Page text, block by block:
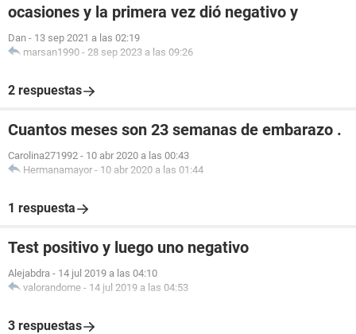
ocasiones y la primera vez dió negativo y
Dan - 13 sep 2021 a las 02:19
marsan1990 - 28 sep 2023 a las 09:26
2 respuestas
Cuantos meses son 23 semanas de embarazo .
Carolina271992 - 10 abr 2020 a las 00:43
Hermanamayor - 10 abr 2020 a las 01:44
1 respuesta
Test positivo y luego uno negativo
Alejabdra - 14 jul 2019 a las 04:10
valorandome - 14 jul 2019 a las 04:53
3 respuestas